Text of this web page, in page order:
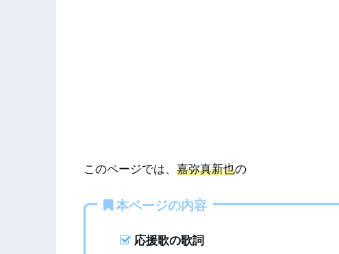
このページでは、 嘉弥真新也の
本ページの内容
応援歌の歌詞